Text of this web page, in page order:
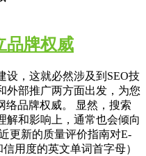
品牌权威
设，这就必然涉及到SEO技
外部推广两方面出发，为您
络品牌权威。 显然，搜索
解和影响上，通常也会倾向
更新的质量评价指南对E-
用度的英文单词首字母）